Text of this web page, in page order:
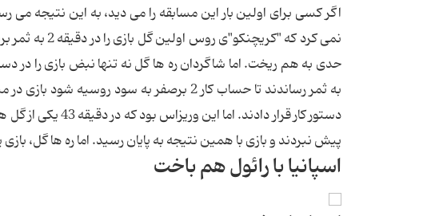
اگر کسی برای اولین بار این مسابقه را می دید، به این نتیجه
نمی کرد که
به ثمر رساندند تا حساب کار 2 برصفر به سود
دستور کار قرار
پیش نبردند و بازی با همین نتیجه به پایان رسید. اما ره ها گل،
اسپانیا با رائول هم باخت